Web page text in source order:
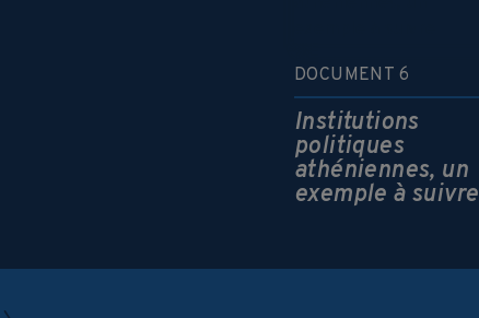
DOCUMENT 6
Institutions
politiques
athéniennes, un
exemple à suivre